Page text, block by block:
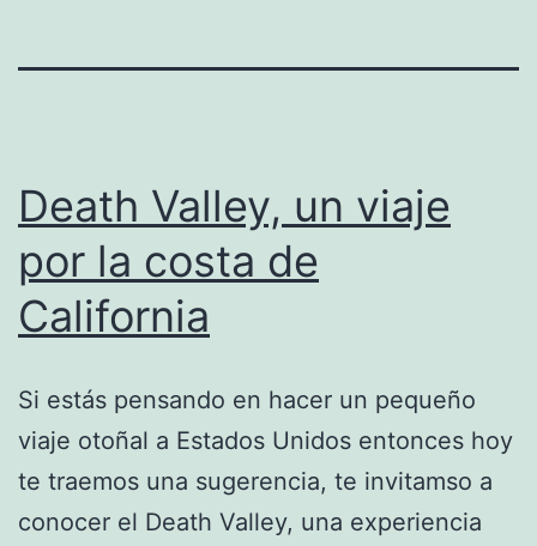
Death Valley, un viaje
por la costa de
California
Si estás pensando en hacer un pequeño
viaje otoñal a Estados Unidos entonces hoy
te traemos una sugerencia, te invitamso a
conocer el Death Valley, una experiencia